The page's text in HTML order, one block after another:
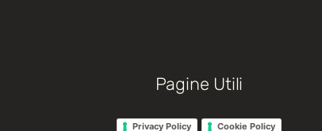
Pagine Utili
Privacy Policy Cookie Policy